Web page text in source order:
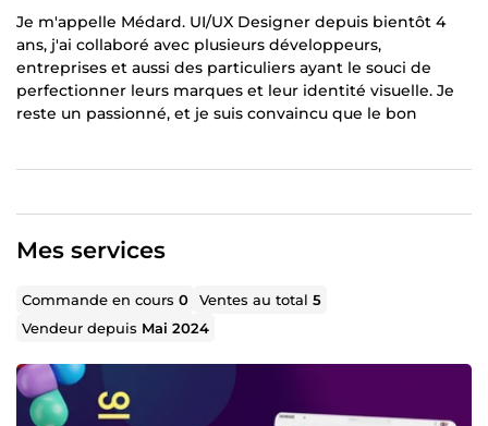
Je m'appelle Médard. UI/UX Designer depuis bientôt 4
ans, j'ai collaboré avec plusieurs développeurs,
entreprises et aussi des particuliers ayant le souci de
perfectionner leurs marques et leur identité visuelle. Je
reste un passionné, et je suis convaincu que le bon
L'objectif a toujours été de créer une expérience qui
style visuel unique.
Hâte de collaborer avec vous et développer votre
Mes services
Commande en cours0 Ventes au total5
Vendeur depuis Mai 2024